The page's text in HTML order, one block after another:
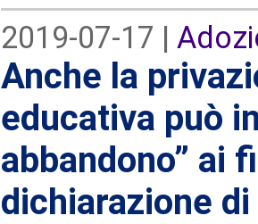
2019-07-17 |
Anche la
educativa può
abbandono” ai
dichiarazione